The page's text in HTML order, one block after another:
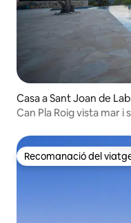
Casa a Sant Joan de
Can Pla Roig vista mar i
Recomanació del
Recomanació del